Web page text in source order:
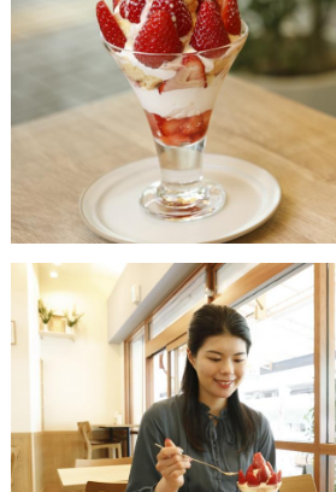
5. 米粉×豆乳のもちもちヘルシ